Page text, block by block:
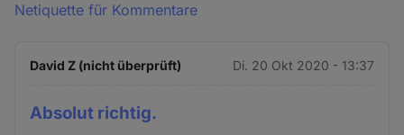
Netiquette für Kommentare
David Z (nicht überprüft) Di. 20 Okt 2020 - 13:37
Absolut richtig.